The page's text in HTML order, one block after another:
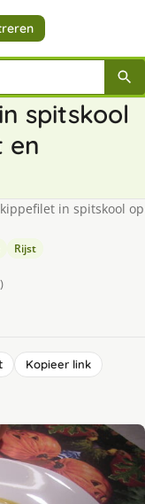
spitskool
en
in spitskool op
Rijst
Kopieer link